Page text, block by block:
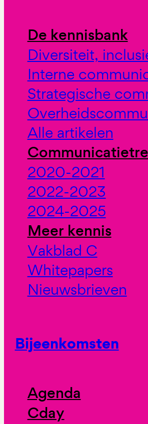
De kennisbank
Diversiteit,
Interne
Strategische
Alle artikelen
2020-2021
2022-2023
2024-2025
Meer kennis
Vakblad C
Whitepapers
Nieuwsbrieven
Bijeenkomsten
Agenda
Cday